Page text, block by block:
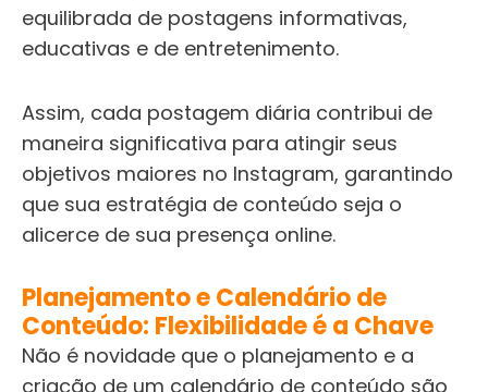
equilibrada de postagens informativas,
educativas e de entretenimento.
Assim, cada postagem diária contribui de
maneira significativa para atingir seus
objetivos maiores no Instagram, garantindo
que sua estratégia de conteúdo seja o
alicerce de sua presença online.
Planejamento e Calendário de
Conteúdo: Flexibilidade é a Chave
Não é novidade que o planejamento e a
criação de um calendário de conteúdo são